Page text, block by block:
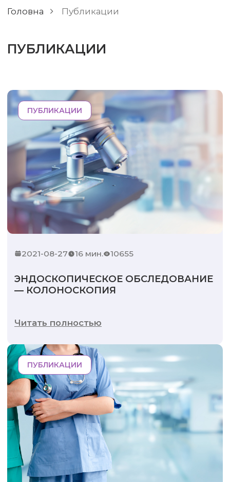
Головна Публикации
ПУБЛИКАЦИИ
ПУБЛИКАЦИИ
2021-08-27 16 мин. 10655
ЭНДОСКОПИЧЕСКОЕ ОБСЛЕДОВАНИЕ
— КОЛОНОСКОПИЯ
Читать полностью
ПУБЛИКАЦИИ